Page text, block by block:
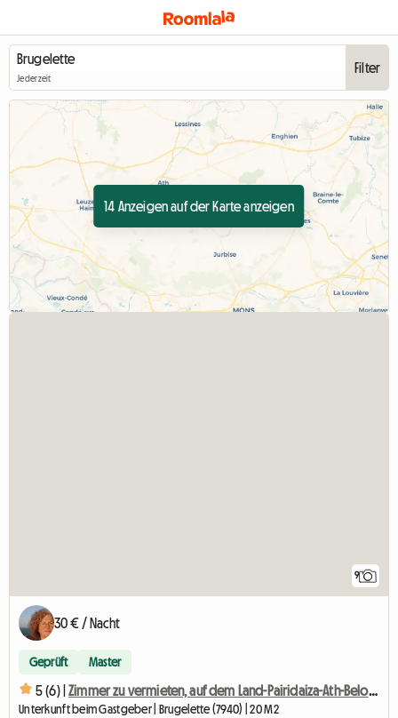
Jederzeit
Filter
14 Anzeigen auf der Karte anzeigen
9
30 € / Nacht
Geprüft Master
5 (6) | Zimmer zu vermieten, auf dem Land-Pairidaiza-Ath-Beloeil-Mons-
Unterkunft beim Gastgeber | Brugelette (7940) | 20 M2